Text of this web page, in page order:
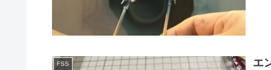
FSS エ